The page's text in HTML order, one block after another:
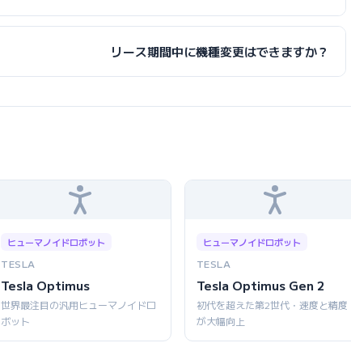
リース期間中に機種変更はできますか？
ヒューマノイドロボット
TESLA
Tesla Optimus
世界最注目の汎用ヒューマノイドロ
ボット
ヒューマノイドロボット
TESLA
Tesla Optimus Gen 2
初代を超えた第2世代・速度と精度
が大幅向上